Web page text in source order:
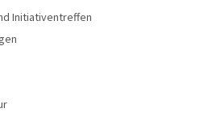
Initiativentreffen